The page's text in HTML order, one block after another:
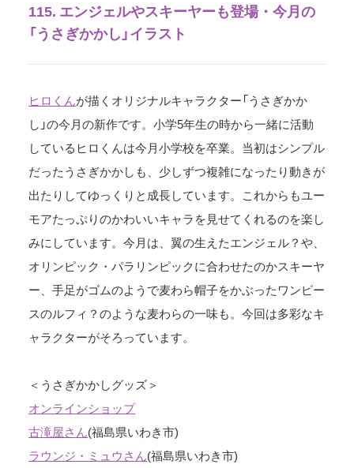
115. エンジェルやスキーヤーも登場・今月の
「うさぎかかし」イラスト
ヒロくんが描くオリジナルキャラクター「うさぎかか
し」の今月の新作です。小学5年生の時から一緒に活動
しているヒロくんは今月小学校を卒業。当初はシンプル
だったうさぎかかしも、少しずつ複雑になったり動きが
出たりしてゆっくりと成長しています。これからもユー
モアたっぷりのかわいいキャラを見せてくれるのを楽し
みにしています。今月は、翼の生えたエンジェル？や、
オリンピック・パラリンピックに合わせたのかスキーヤ
ー、手足がゴムのようで麦わら帽子をかぶったワンピー
スのルフィ？のような麦わらの一味も。今回は多彩なキ
ャラクターがそろっています。
＜うさぎかかしグッズ＞
オンラインショップ
古滝屋さん(福島県いわき市)
ラウンジ・ミュウさん(福島県いわき市)